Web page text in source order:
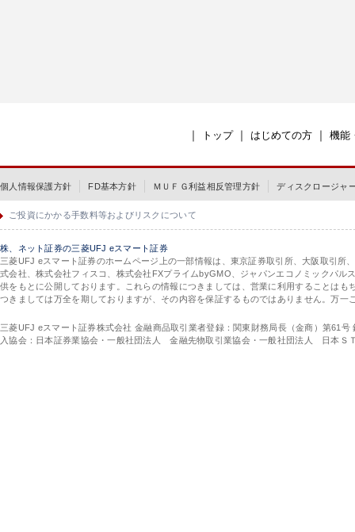
｜ トップ｜ はじめての方 ｜ 機能
個人情報保護方針 FD基本方針 ＭＵＦＧ利益相反管理方針 ディスクロージャ
ご投資にかかる手数料等およびリスクについて
株、ネット証券の三菱UFJ eスマート証券
三菱UFJ eスマート証券のホームページ上の一部情報は、東京証券取引所、大阪取引
式会社、株式会社フィスコ、株式会社FXプライムbyGMO、ジャパンエコノミックパ
供をもとに公開しております。これらの情報につきましては、営業に利用することは
つきましては万全を期しておりますが、その内容を保証するものではありません。万
三菱UFJ eスマート証券株式会社 金融商品取引業者登録：関東財務局長（金商）第61
入協会：日本証券業協会・一般社団法人 金融先物取引業協会・一般社団法人 日本